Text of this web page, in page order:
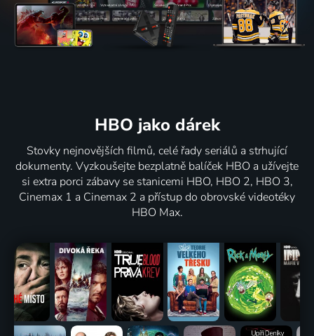
HBO jako dárek
Stovky nejnovějších filmů, celé řady seriálů a strhující
dokumenty. Vyzkoušejte bezplatně balíček HBO a užívejte
si extra porci zábavy se stanicemi HBO, HBO 2, HBO 3,
Cinemax 1 a Cinemax 2 a přístup do obrovské videotéky
HBO Max.